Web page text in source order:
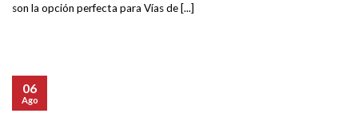
son la opción perfecta para Vías de [...]
06
Ago